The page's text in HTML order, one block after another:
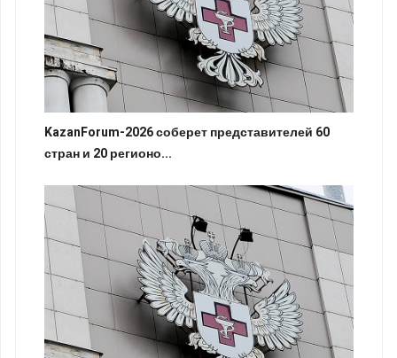
KazanForum-2026 соберет представителей 60
стран и 20 регионо...